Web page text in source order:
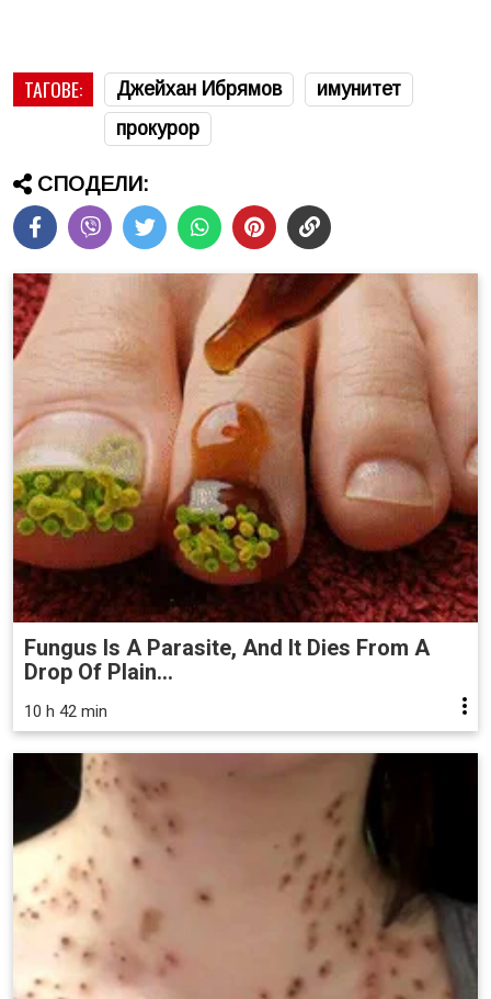
ТАГОВЕ: Джейхан Ибрямов
имунитет
прокурор
СПОДЕЛИ:
Fungus Is A Parasite, And It Dies From A
Drop Of Plain...
10 h 42 min